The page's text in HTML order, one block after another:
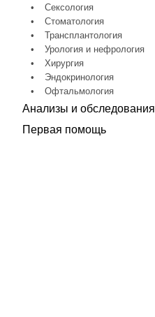
•
Сексология
•
Стоматология
•
Трансплантология
•
Урология и нефрология
•
Хирургия
•
Эндокринология
•
Офтальмология
Анализы и обследования
Первая помощь